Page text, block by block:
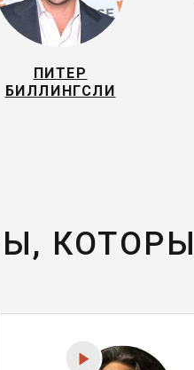
ПИТЕР
БИЛЛИНГСЛИ